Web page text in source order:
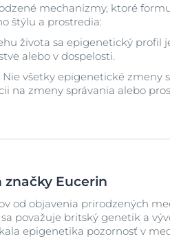
mechanizmy, ktoré
štýlu a prostredia:
života sa epigenetický profil
alebo v dospelosti.
Nie všetky epigenetické zmeny
na zmeny správania alebo
Eucerin
od objavenia prirodzených
považuje britský genetik a
epigenetika pozornosť v